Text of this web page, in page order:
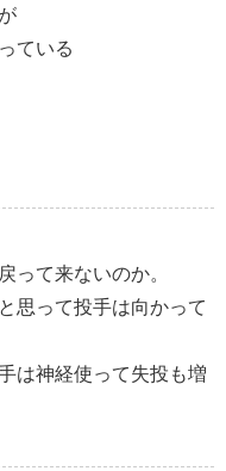
ている
って来ないのか。
思って投手は向かって
は神経使って失投も増